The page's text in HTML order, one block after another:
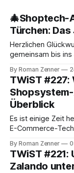
🎄Shoptech-
Türchen:
Herzlichen
gemeinsam bis ins
kleinen
Ausflug in die E-
viel Spaß
By Roman Zenner
TWiST
Überblick
Es ist einige Zeit
E-Commerce-
Stichpunkte haben
Geschichte hört ihr dann
kleiner Disclaimer:
By Roman Zenner
TWiST #221:
Zalando